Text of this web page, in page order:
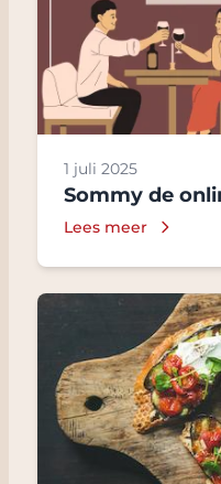
1 juli 2025
Sommy de
Lees meer